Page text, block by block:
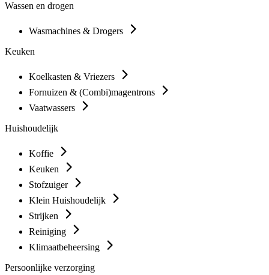
Wassen en drogen
Wasmachines & Drogers
Keuken
Koelkasten & Vriezers
Fornuizen & (Combi)magentrons
Vaatwassers
Huishoudelijk
Koffie
Keuken
Stofzuiger
Klein Huishoudelijk
Strijken
Reiniging
Klimaatbeheersing
Persoonlijke verzorging